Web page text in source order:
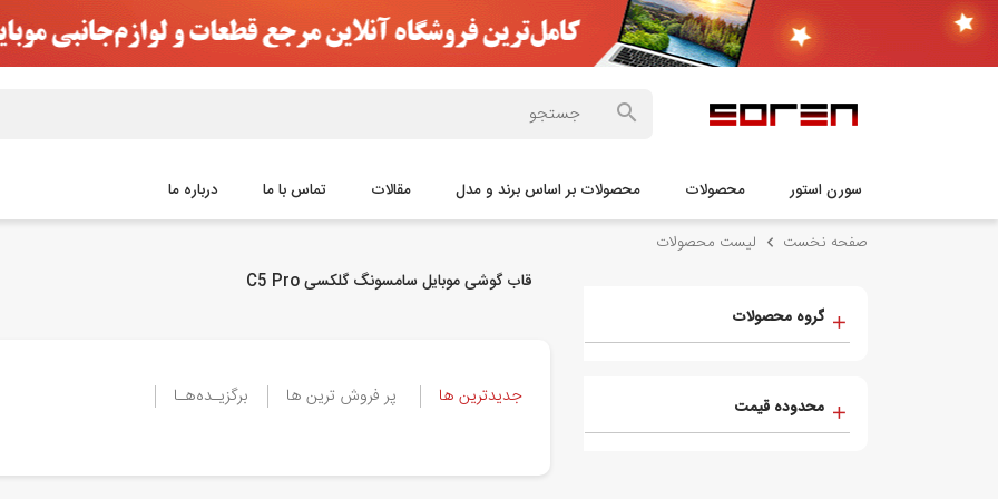
سورن استور محصولات محصولات بر اساس برند و مدل مقالات تماس با ما درباره ما
صفحه نخست لیست محصولات
گروه محصولات
محدوده قیمت
قاب گوشی موبایل سامسونگ گلکسی C5 Pro
جدیدترین ها پر فروش ترین ها برگزیـده‌هـا